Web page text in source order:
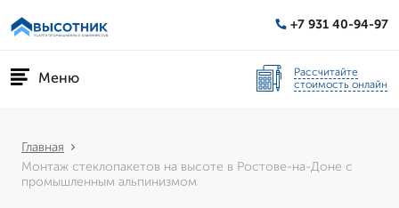
+7 931 40-94-97
Меню
Рассчитайте
стоимость онлайн
Главная
Монтаж стеклопакетов на высоте в Ростове-на-Доне с
промышленным альпинизмом